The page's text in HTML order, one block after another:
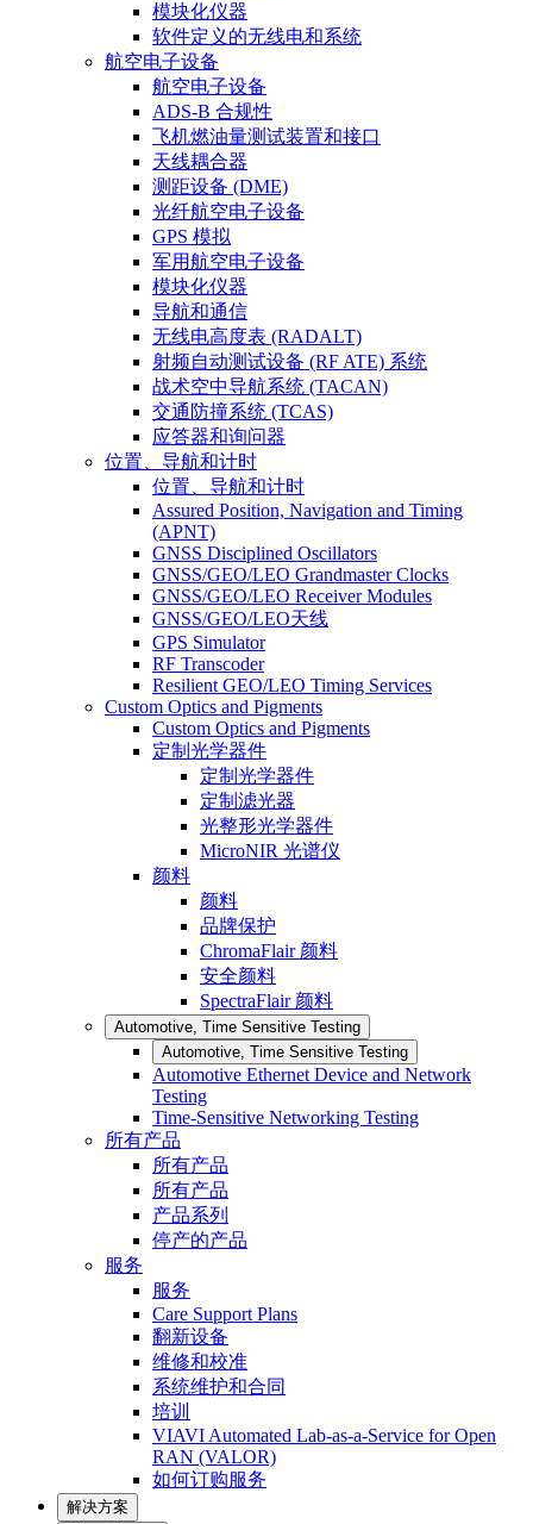
模块化仪器
软件定义的无线电和系统
航空电子设备
航空电子设备
ADS-B 合规性
飞机燃油量测试装置和接口
天线耦合器
测距设备 (DME)
光纤航空电子设备
GPS 模拟
军用航空电子设备
模块化仪器
导航和通信
无线电高度表 (RADALT)
射频自动测试设备 (RF ATE) 系统
战术空中导航系统 (TACAN)
交通防撞系统 (TCAS)
应答器和询问器
位置、导航和计时
位置、导航和计时
Assured Position, Navigation and Timing
(APNT)
GNSS Disciplined Oscillators
GNSS/GEO/LEO Grandmaster Clocks
GNSS/GEO/LEO Receiver Modules
GNSS/GEO/LEO天线
GPS Simulator
RF Transcoder
Resilient GEO/LEO Timing Services
Custom Optics and Pigments
Custom Optics and Pigments
定制光学器件
定制光学器件
定制滤光器
光整形光学器件
MicroNIR 光谱仪
颜料
颜料
品牌保护
ChromaFlair 颜料
安全颜料
SpectraFlair 颜料
Automotive, Time Sensitive Testing
Automotive, Time Sensitive Testing
Automotive Ethernet Device and Network
Testing
Time-Sensitive Networking Testing
所有产品
所有产品
所有产品
产品系列
停产的产品
服务
服务
Care Support Plans
翻新设备
维修和校准
系统维护和合同
培训
VIAVI Automated Lab-as-a-Service for Open
RAN (VALOR)
如何订购服务
解决方案